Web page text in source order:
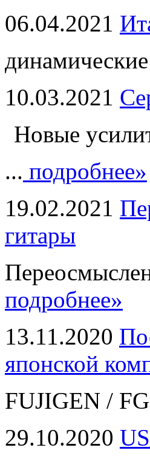
06.04.2021
10.03.2021
Новые
... подробнее»
19.02.2021
гитары
подробнее»
13.11.2020
японской
FUJIGEN /
29.10.2020